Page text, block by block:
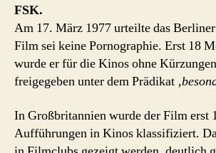
FSK.
Am 17. März 1977 urteilte das
Film sei keine Pornographie. Erst 18
wurde er für die Kinos ohne
freigegeben unter dem Prädikat
In Großbritannien wurde der Film erst
Aufführungen in Kinos klassifiziert.